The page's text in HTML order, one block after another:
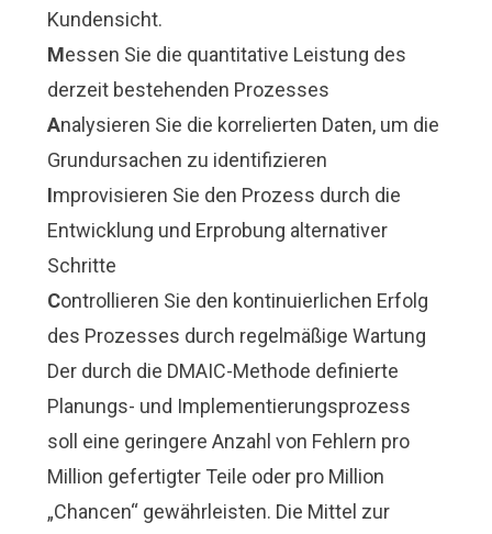
Kundensicht.
Messen Sie die quantitative Leistung des
derzeit bestehenden Prozesses
Analysieren Sie die korrelierten Daten, um die
Grundursachen zu identifizieren
Improvisieren Sie den Prozess durch die
Entwicklung und Erprobung alternativer
Schritte
Controllieren Sie den kontinuierlichen Erfolg
des Prozesses durch regelmäßige Wartung
Der durch die DMAIC-Methode definierte
Planungs- und Implementierungsprozess
soll eine geringere Anzahl von Fehlern pro
Million gefertigter Teile oder pro Million
„Chancen“ gewährleisten. Die Mittel zur